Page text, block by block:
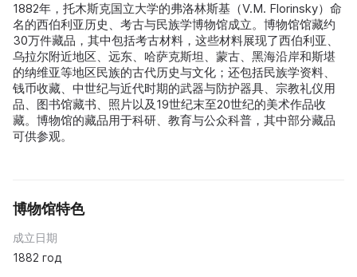
1882年，托木斯克国立大学的弗洛林斯基（V.М. Florinsky）命
名的西伯利亚历史、考古与民族学博物馆成立。博物馆馆藏约
30万件藏品，其中包括考古材料，这些材料展现了西伯利亚、
乌拉尔附近地区、远东、哈萨克斯坦、蒙古、黑海沿岸和斯堪
的纳维亚等地区民族的古代历史与文化；还包括民族学资料、
钱币收藏、中世纪与近代时期的武器与防护器具、宗教礼仪用
品、图书馆藏书、照片以及19世纪末至20世纪的美术作品收
藏。博物馆的藏品用于科研、教育与公众科普，其中部分藏品
可供参观。
博物馆特色
成立日期
1882 год